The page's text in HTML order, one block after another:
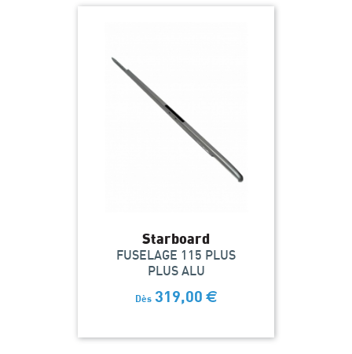
Starboard
FUSELAGE 115 PLUS
PLUS ALU
Dès 319,00 €